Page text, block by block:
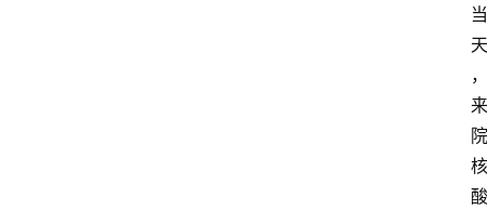
当
天
，
来
院
核
酸